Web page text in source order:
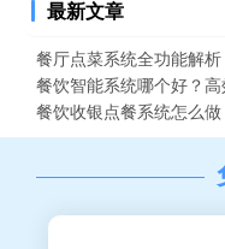
最新文章
餐厅点菜系统全功能解
餐饮智能系统哪个好？高
餐饮收银点餐系统怎么